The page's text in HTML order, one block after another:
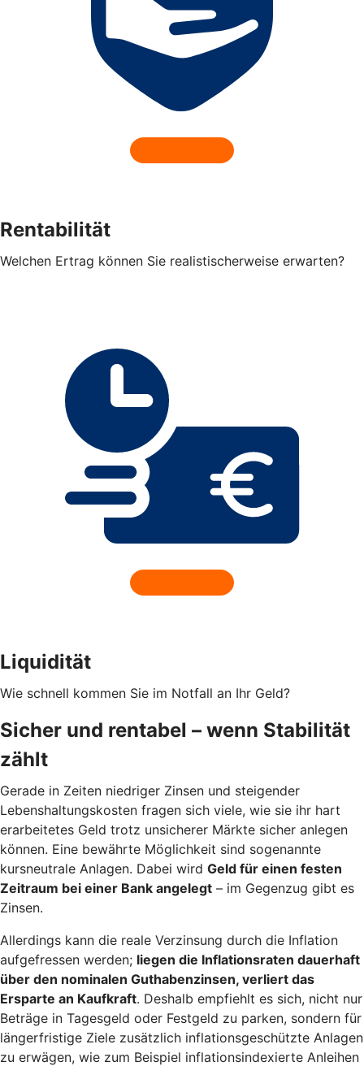
Rentabilität
Welchen Ertrag können Sie realistischerweise erwarten?
Liquidität
Wie schnell kommen Sie im Notfall an Ihr Geld?
Sicher und rentabel – wenn Stabilität
zählt
Gerade in Zeiten niedriger Zinsen und steigender
Lebenshaltungskosten fragen sich viele, wie sie ihr hart
erarbeitetes Geld trotz unsicherer Märkte sicher anlegen
können. Eine bewährte Möglichkeit sind sogenannte
kursneutrale Anlagen. Dabei wird Geld für einen festen
Zeitraum bei einer Bank angelegt – im Gegenzug gibt es
Zinsen.
Allerdings kann die reale Verzinsung durch die Inflation
aufgefressen werden; liegen die Inflationsraten dauerhaft
über den nominalen Guthabenzinsen, verliert das
Ersparte an Kaufkraft. Deshalb empfiehlt es sich, nicht nur
Beträge in Tagesgeld oder Festgeld zu parken, sondern für
längerfristige Ziele zusätzlich inflationsgeschützte Anlagen
zu erwägen, wie zum Beispiel inflationsindexierte Anleihen